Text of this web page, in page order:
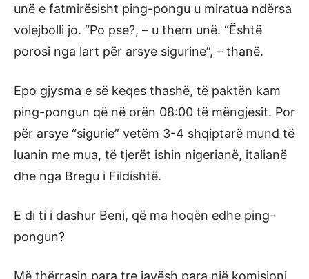
unë e fatmirësisht ping-pongu u miratua ndërsa
volejbolli jo. “Po pse?, – u them unë. “Është
porosi nga lart për arsye sigurine”, – thanë.
Epo gjysma e së keqes thashë, të paktën kam
ping-pongun që në orën 08:00 të mëngjesit. Por
për arsye “sigurie” vetëm 3-4 shqiptarë mund të
luanin me mua, të tjerët ishin nigerianë, italianë
dhe nga Bregu i Fildishtë.
E di ti i dashur Beni, që ma hoqën edhe ping-
pongun?
Më thërrasin para tre javësh para një komisioni